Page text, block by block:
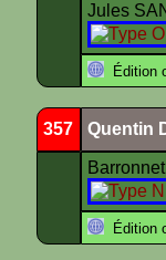
Jules
Édition
357 Quentin
Édition